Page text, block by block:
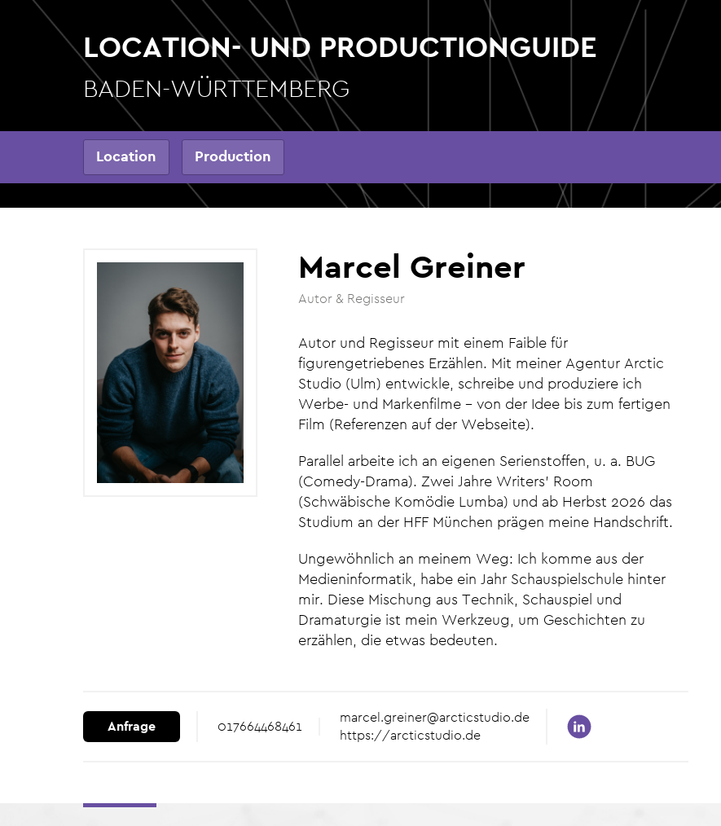
Direkt
LOCATION- UND PRODUCTIONGUIDE
BADEN-WÜRTTEMBERG
Hauptnavigation
Location Production
Marcel Greiner
Autor & Regisseur
Autor und Regisseur mit einem Faible für
figurengetriebenes Erzählen. Mit meiner Agentur Arctic
Studio (Ulm) entwickle, schreibe und produziere ich
Werbe- und Markenfilme – von der Idee bis zum fertigen
Film (Referenzen auf der Webseite).
Parallel arbeite ich an eigenen Serienstoffen, u. a. BUG
(Comedy-Drama). Zwei Jahre Writers' Room
(Schwäbische Komödie Lumba) und ab Herbst 2026 das
Studium an der HFF München prägen meine Handschrift.
Ungewöhnlich an meinem Weg: Ich komme aus der
Medieninformatik, habe ein Jahr Schauspielschule hinter
mir. Diese Mischung aus Technik, Schauspiel und
Dramaturgie ist mein Werkzeug, um Geschichten zu
erzählen, die etwas bedeuten.
Anfrage 017664468461
marcel.greiner@arcticstudio.de
https://arcticstudio.de